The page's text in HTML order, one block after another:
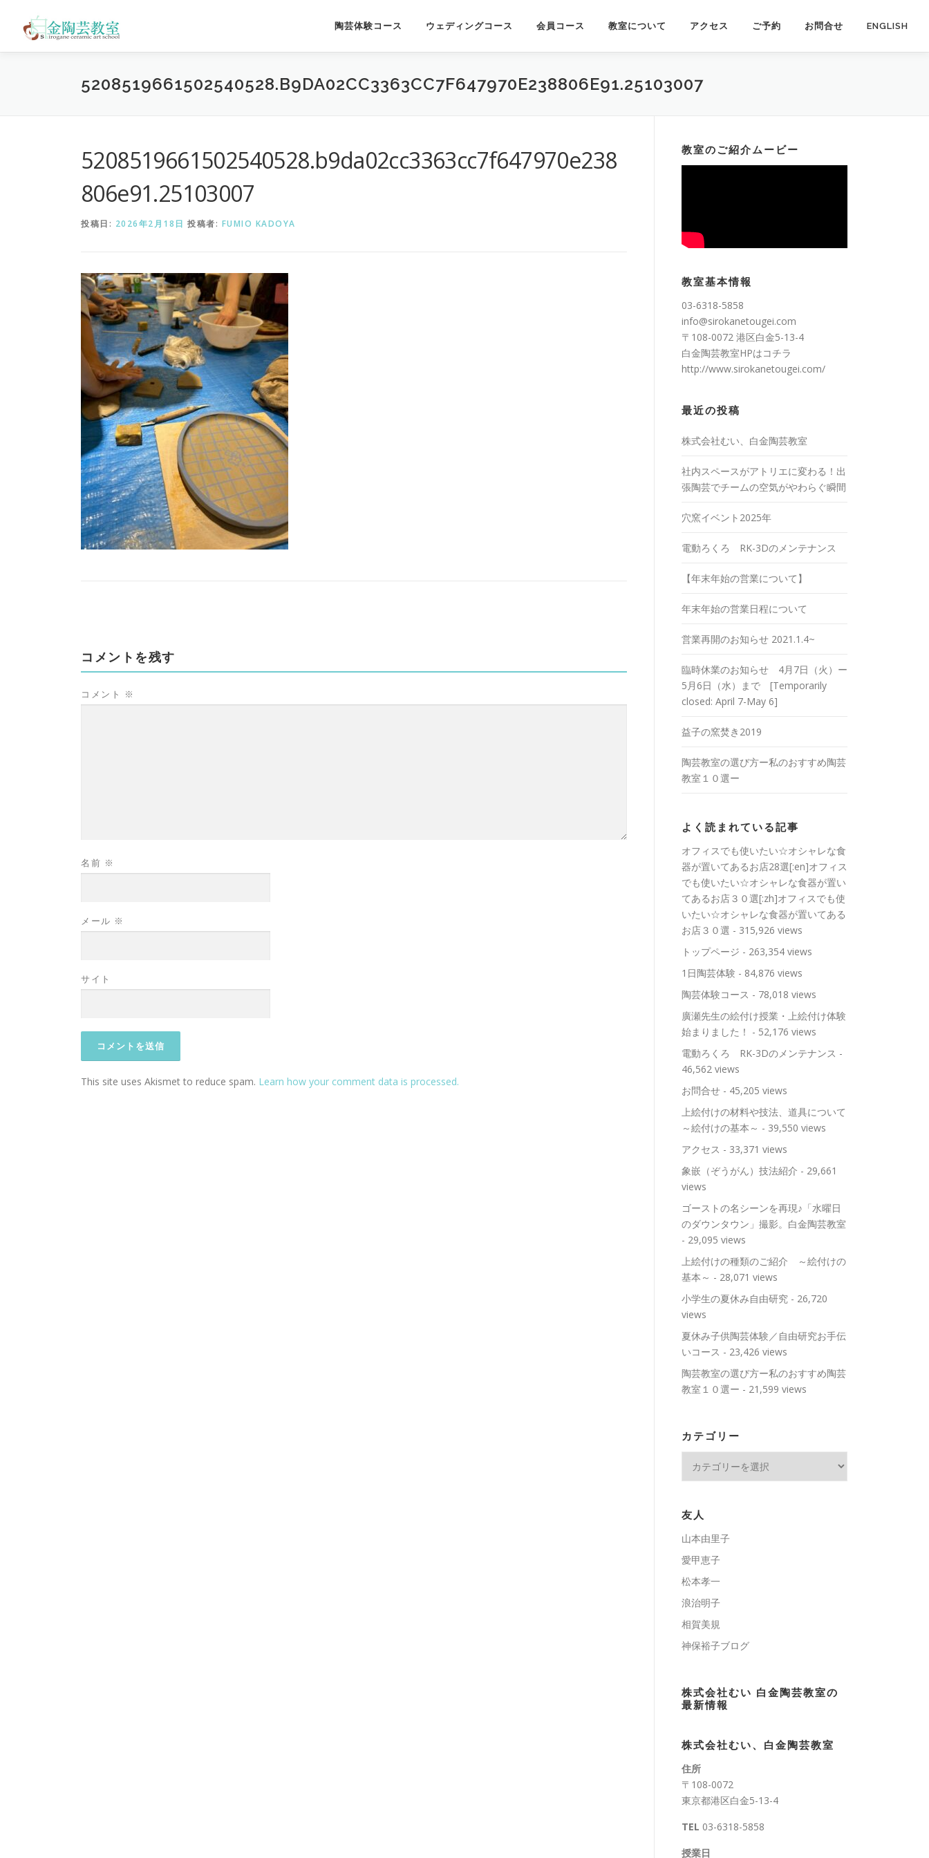
ン
陶芸体験コース ウェディングコース 会員コース 教室について アクセス ご予約 お問合せ ENGLISH
5208519661502540528.B9DA02CC3363CC7F647970E238806E91.25103007
5208519661502540528.b9da02cc3363cc7f647970e238
806e91.25103007
投稿日: 2026年2月18日 投稿者: FUMIO KADOYA
コメントを残す
コメント ※
名前 ※
メール ※
サイト
This site uses Akismet to reduce spam. Learn how your comment data is processed.
教室のご紹介ムービー
教室基本情報
03-6318-5858
info@sirokanetougei.com
〒108-0072 港区白金5-13-4
白金陶芸教室HPはコチラ
http://www.sirokanetougei.com/
最近の投稿
株式会社むい、白金陶芸教室
社内スペースがアトリエに変わる！出
張陶芸でチームの空気がやわらぐ瞬間
穴窯イベント2025年
電動ろくろ RK-3Dのメンテナンス
【年末年始の営業について】
年末年始の営業日程について
営業再開のお知らせ 2021.1.4~
臨時休業のお知らせ 4月7日（火）ー
5月6日（水）まで [Temporarily
closed: April 7-May 6]
益子の窯焚き2019
陶芸教室の選び方ー私のおすすめ陶芸
教室１０選ー
よく読まれている記事
オフィスでも使いたい☆オシャレな食
器が置いてあるお店28選[:en]オフィス
でも使いたい☆オシャレな食器が置い
てあるお店３０選[:zh]オフィスでも使
いたい☆オシャレな食器が置いてある
お店３０選 - 315,926 views
トップページ - 263,354 views
1日陶芸体験 - 84,876 views
陶芸体験コース - 78,018 views
廣瀬先生の絵付け授業・上絵付け体験
始まりました！ - 52,176 views
電動ろくろ RK-3Dのメンテナンス -
46,562 views
お問合せ - 45,205 views
上絵付けの材料や技法、道具について
～絵付けの基本～ - 39,550 views
アクセス - 33,371 views
象嵌（ぞうがん）技法紹介 - 29,661
views
ゴーストの名シーンを再現♪「水曜日
のダウンタウン」撮影。白金陶芸教室
- 29,095 views
上絵付けの種類のご紹介 ～絵付けの
基本～ - 28,071 views
小学生の夏休み自由研究 - 26,720
views
夏休み子供陶芸体験／自由研究お手伝
いコース - 23,426 views
陶芸教室の選び方ー私のおすすめ陶芸
教室１０選ー - 21,599 views
カテゴリー
リ
ー
友人
山本由里子
愛甲恵子
松本孝一
浪治明子
相賀美規
神保裕子ブログ
株式会社むい 白金陶芸教室の
最新情報
株式会社むい、白金陶芸教室
住所
〒108-0072
東京都港区白金5-13-4
TEL 03-6318-5858
授業日